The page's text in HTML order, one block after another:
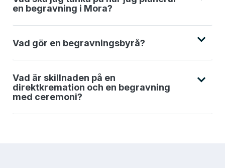
en begravning i Mora?
Vad gör en begravningsbyrå?
Vad är skillnaden på en
direktkremation och en begravning
med ceremoni?